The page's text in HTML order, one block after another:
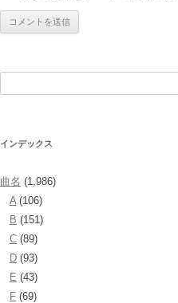
インデックス
曲名 (1,986)
A(106)
B (151)
C (89)
D (93)
E (43)
F (69)